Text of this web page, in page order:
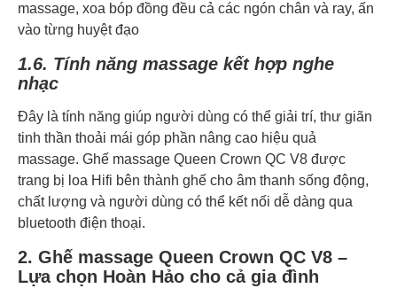
massage, xoa bóp đồng đều cả các ngón chân và ray, ấn
vào từng huyệt đạo
1.6. Tính năng massage kết hợp nghe
nhạc
Đây là tính năng giúp người dùng có thể giải trí, thư giãn
tinh thần thoải mái góp phần nâng cao hiệu quả
massage. Ghế massage Queen Crown QC V8 được
trang bị loa Hifi bên thành ghế cho âm thanh sống động,
chất lượng và người dùng có thể kết nối dễ dàng qua
bluetooth điện thoại.
2. Ghế massage Queen Crown QC V8 –
Lựa chọn Hoàn Hảo cho cả gia đình